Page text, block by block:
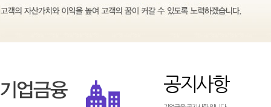
공지사항